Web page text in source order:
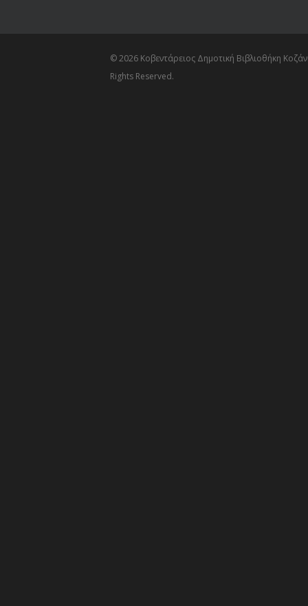
© 2026 Κοβεντάρειος Δημοτική Βιβλιοθήκη
Rights Reserved.